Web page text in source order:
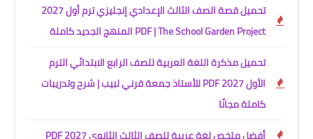
تحميل قصة الصف الثالث الإعدادي إنجليزي ترم أول 2027
PDF | The School Garden Project المنهج الجديد كاملة
تحميل مذكرة اللغة العربية للصف الرابع الابتدائي الترم
الأول 2027 PDF للأستاذ جمعة قرني لبيب | شرح وتدريبات
كاملة مجانًا
أفضل ملخص لغة عربية للصف الثالث الثانوي 2027 PDF